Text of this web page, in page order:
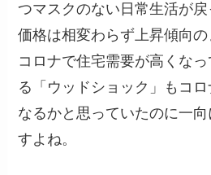
つマスクのない日常生活が
価格は相変わらず上昇傾向の
コロナで住宅需要が高くな
る「ウッドショック」もコ
なるかと思っていたのに一
すよね。